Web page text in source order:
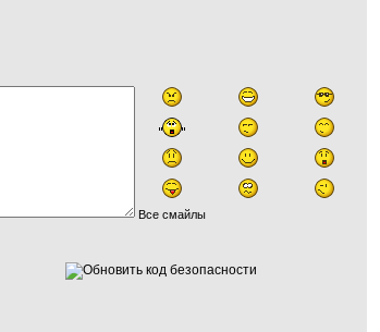
Все смайлы